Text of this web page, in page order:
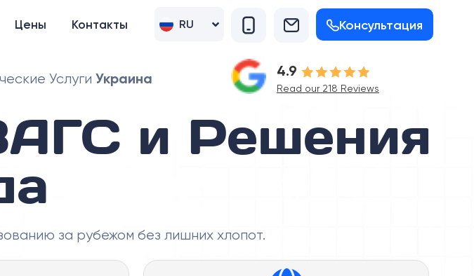
Цены Контакты RU
UK Консультация
Услуги Украина 4.9
Read our 218 Reviews
и Решения
за рубежом без лишних хлопот.